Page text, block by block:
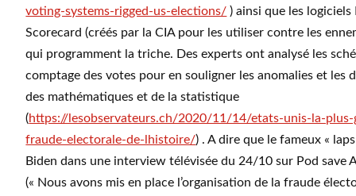
voting-systems-rigged-us-elections/ ) ainsi que les
Scorecard (créés par la CIA pour les utiliser contre les
qui programment la triche. Des experts ont analysé les
comptage des votes pour en souligner les anomalies et les
des mathématiques et de la statistique
(https://lesobservateurs.ch/2020/11/14/etats-unis-la-plus-
fraude-electorale-de-lhistoire/) . A dire que le fameux «
Biden dans une interview télévisée du 24/10 sur Pod save
(« Nous avons mis en place l’organisation de la fraude